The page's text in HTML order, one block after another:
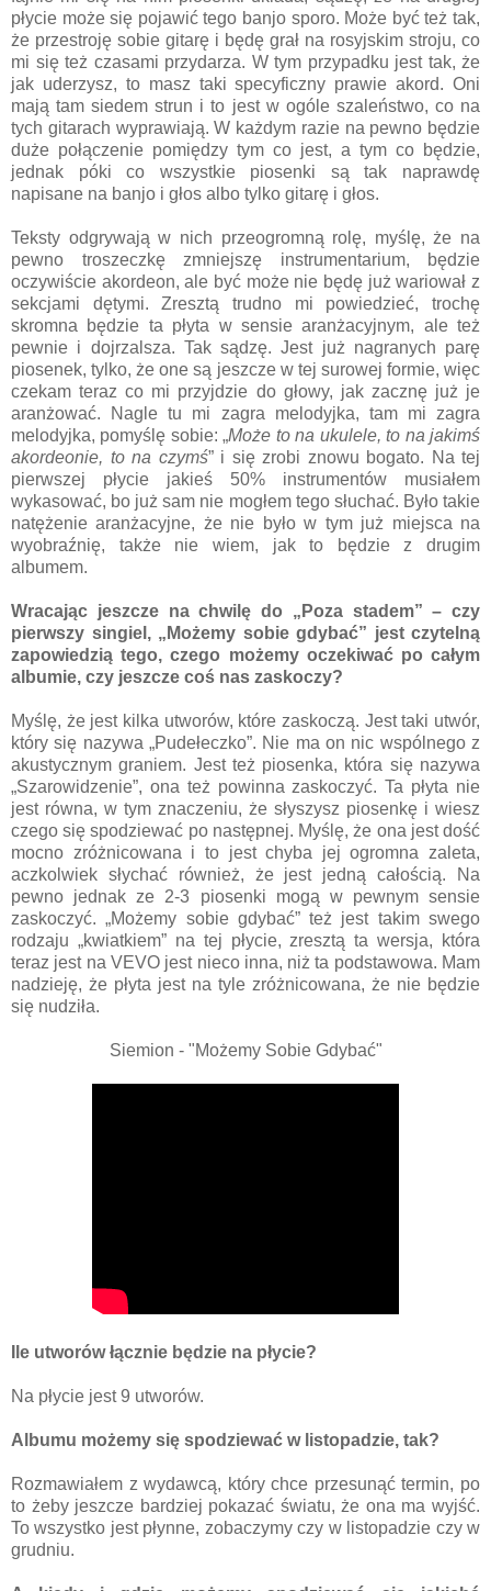
płycie może się pojawić tego banjo sporo. Może być też tak,
że przestroję sobie gitarę i będę grał na rosyjskim stroju, co
mi się też czasami przydarza. W tym przypadku jest tak, że
jak uderzysz, to masz taki specyficzny prawie akord. Oni
mają tam siedem strun i to jest w ogóle szaleństwo, co na
tych gitarach wyprawiają. W każdym razie na pewno będzie
duże połączenie pomiędzy tym co jest, a tym co będzie,
jednak póki co wszystkie piosenki są tak naprawdę
napisane na banjo i głos albo tylko gitarę i głos.
Teksty odgrywają w nich przeogromną rolę, myślę, że na
pewno troszeczkę zmniejszę instrumentarium, będzie
oczywiście akordeon, ale być może nie będę już wariował z
sekcjami dętymi. Zresztą trudno mi powiedzieć, trochę
skromna będzie ta płyta w sensie aranżacyjnym, ale też
pewnie i dojrzalsza. Tak sądzę. Jest już nagranych parę
piosenek, tylko, że one są jeszcze w tej surowej formie, więc
czekam teraz co mi przyjdzie do głowy, jak zacznę już je
aranżować. Nagle tu mi zagra melodyjka, tam mi zagra
melodyjka, pomyślę sobie: „Może to na ukulele, to na jakimś
akordeonie, to na czymś” i się zrobi znowu bogato. Na tej
pierwszej płycie jakieś 50% instrumentów musiałem
wykasować, bo już sam nie mogłem tego słuchać. Było takie
natężenie aranżacyjne, że nie było w tym już miejsca na
wyobraźnię, także nie wiem, jak to będzie z drugim
albumem.
Wracając jeszcze na chwilę do „Poza stadem” – czy
pierwszy singiel, „Możemy sobie gdybać” jest czytelną
zapowiedzią tego, czego możemy oczekiwać po całym
albumie, czy jeszcze coś nas zaskoczy?
Myślę, że jest kilka utworów, które zaskoczą. Jest taki utwór,
który się nazywa „Pudełeczko”. Nie ma on nic wspólnego z
akustycznym graniem. Jest też piosenka, która się nazywa
„Szarowidzenie”, ona też powinna zaskoczyć. Ta płyta nie
jest równa, w tym znaczeniu, że słyszysz piosenkę i wiesz
czego się spodziewać po następnej. Myślę, że ona jest dość
mocno zróżnicowana i to jest chyba jej ogromna zaleta,
aczkolwiek słychać również, że jest jedną całością. Na
pewno jednak ze 2-3 piosenki mogą w pewnym sensie
zaskoczyć. „Możemy sobie gdybać” też jest takim swego
rodzaju „kwiatkiem” na tej płycie, zresztą ta wersja, która
teraz jest na VEVO jest nieco inna, niż ta podstawowa. Mam
nadzieję, że płyta jest na tyle zróżnicowana, że nie będzie
się nudziła.
Siemion - "Możemy Sobie Gdybać"
Ile utworów łącznie będzie na płycie?
Na płycie jest 9 utworów.
Albumu możemy się spodziewać w listopadzie, tak?
Rozmawiałem z wydawcą, który chce przesunąć termin, po
to żeby jeszcze bardziej pokazać światu, że ona ma wyjść.
To wszystko jest płynne, zobaczymy czy w listopadzie czy w
grudniu.